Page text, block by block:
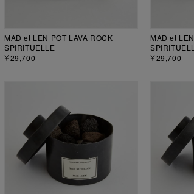
MAD et LEN POT LAVA ROCK
SPIRITUELLE
￥29,700
MAD et
￥29,700